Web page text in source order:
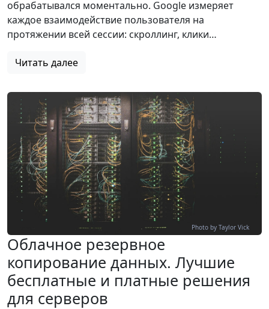
обрабатывался моментально. Google измеряет
каждое взаимодействие пользователя на
протяжении всей сессии: скроллинг, клики…
Читать далее
Photo by Taylor Vick
Облачное резервное
копирование данных. Лучшие
бесплатные и платные решения
для серверов